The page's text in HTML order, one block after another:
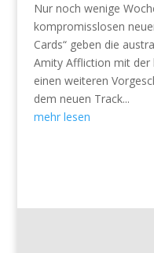
Nur noch wenige
kompromisslosen
Cards“ geben die
Amity Affliction mit der
einen weiteren
dem neuen Track...
mehr lesen